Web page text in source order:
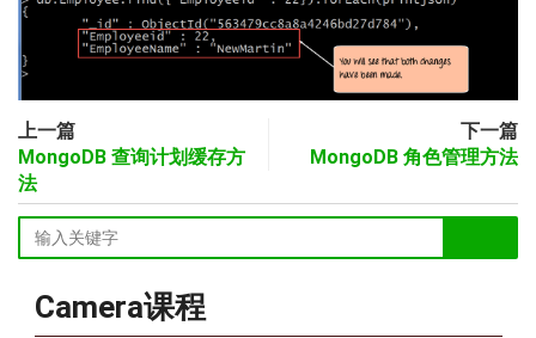
上一篇
MongoDB 查询计划缓存方
法
下一篇
MongoDB 角色管理方法
Camera课程